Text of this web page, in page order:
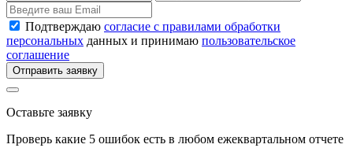
Подтверждаю согласие с правилами обработки
персональных данных и принимаю пользовательское
соглашение
Отправить заявку
Оставьте заявку
Проверь какие 5 ошибок есть в любом ежеквартальном отчете